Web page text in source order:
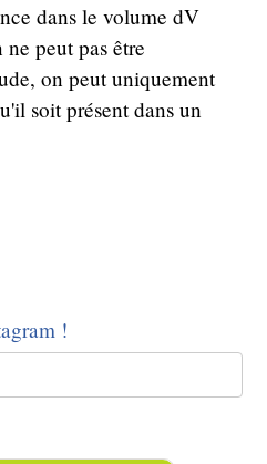
dans le volume dV
peut pas être
on peut uniquement
soit présent dans un
!